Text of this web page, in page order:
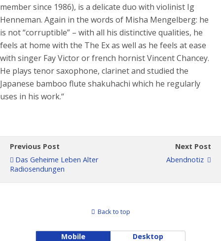
member since 1986), is a delicate duo with violinist Ig
Henneman. Again in the words of Misha Mengelberg: he
is not “corruptible” – with all his distinctive qualities, he
feels at home with the The Ex as well as he feels at ease
with singer Fay Victor or french hornist Vincent Chancey.
He plays tenor saxophone, clarinet and studied the
Japanese bamboo flute shakuhachi which he regularly
uses in his work.“
Previous Post
Das Geheime Leben Alter
Radiosendungen
Next Post
Abendnotiz
Back to top
Mobile Desktop